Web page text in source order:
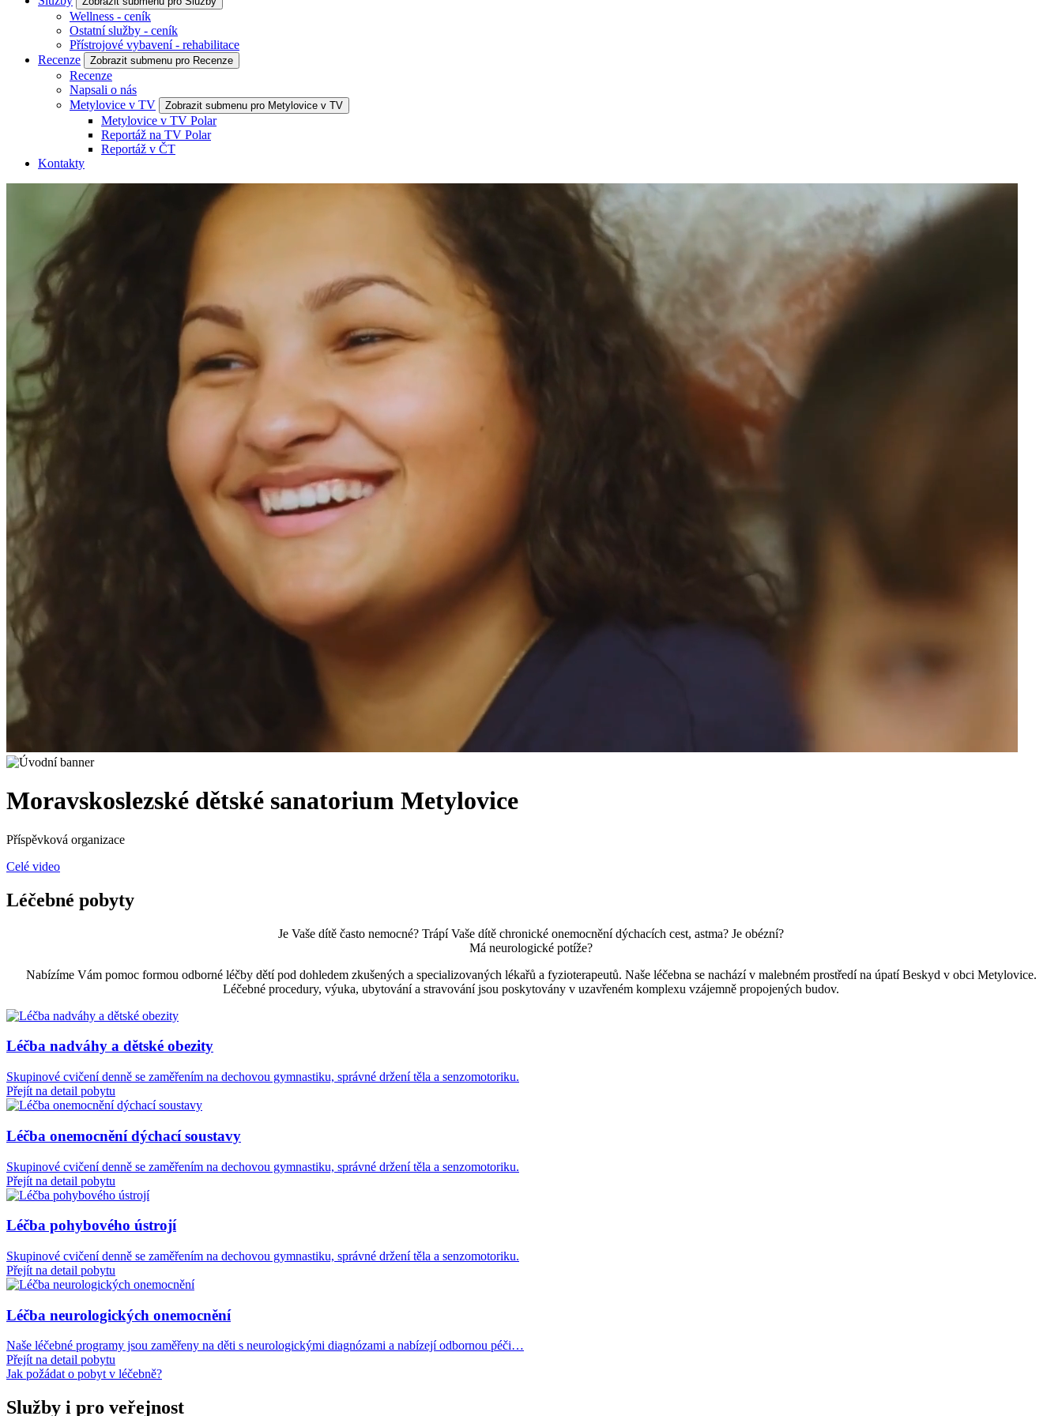
Wellness - ceník
Ostatní služby - ceník
Přístrojové vybavení - rehabilitace
Recenze
Zobrazit submenu pro Recenze
Recenze
Napsali o nás
Metylovice v TV
Zobrazit submenu pro Metylovice v TV
Metylovice v TV Polar
Reportáž na TV Polar
Reportáž v ČT
Kontakty
Moravskoslezské dětské sanatorium Metylovice
Příspěvková organizace
Celé video
Léčebné pobyty
Je Vaše dítě často nemocné? Trápí Vaše dítě chronické onemocnění dýchacích cest, astma? Je obézní?
Má neurologické potíže?
Nabízíme Vám pomoc formou odborné léčby dětí pod dohledem zkušených a specializovaných lékařů a fyzioterapeutů. Naše léčebna se nachází v malebném prostředí na úpatí Beskyd v obci Metylovice.
Léčebné procedury, výuka, ubytování a stravování jsou poskytovány v uzavřeném komplexu vzájemně propojených budov.
Léčba nadváhy a dětské obezity
Skupinové cvičení denně se zaměřením na dechovou gymnastiku, správné držení těla a senzomotoriku.
Přejít na detail pobytu
Léčba onemocnění dýchací soustavy
Skupinové cvičení denně se zaměřením na dechovou gymnastiku, správné držení těla a senzomotoriku.
Přejít na detail pobytu
Léčba pohybového ústrojí
Skupinové cvičení denně se zaměřením na dechovou gymnastiku, správné držení těla a senzomotoriku.
Přejít na detail pobytu
Léčba neurologických onemocnění
Naše léčebné programy jsou zaměřeny na děti s neurologickými diagnózami a nabízejí odbornou péči…
Přejít na detail pobytu
Jak požádat o pobyt v léčebně?
Služby i pro veřejnost